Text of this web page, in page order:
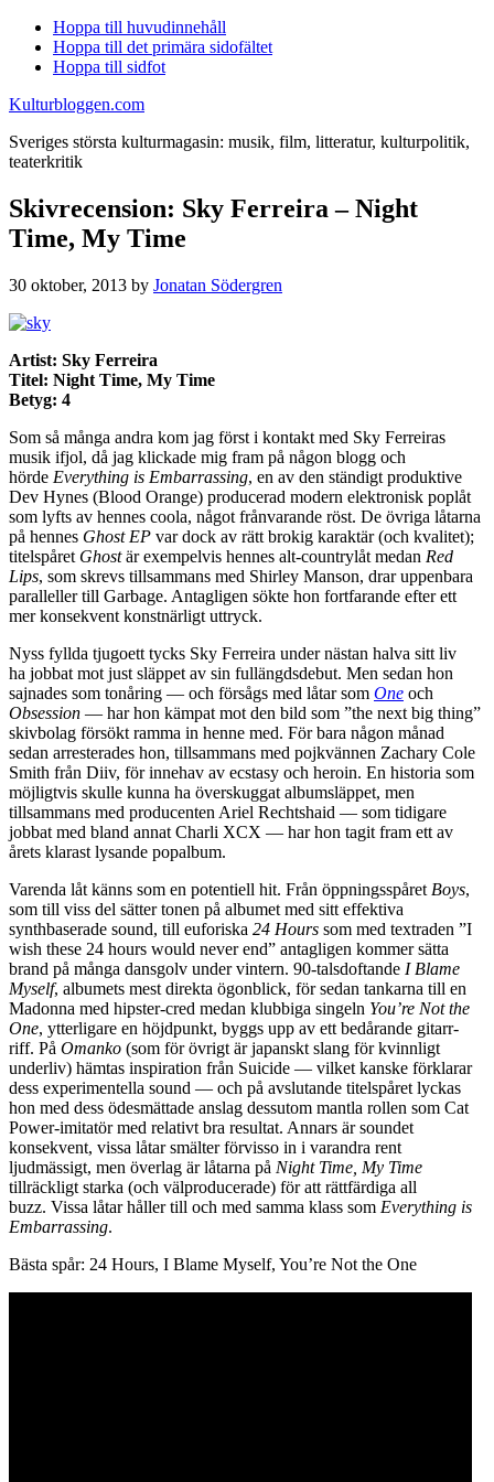
Hoppa till huvudinnehåll
Hoppa till det primära sidofältet
Hoppa till sidfot
Kulturbloggen.com
Sveriges största kulturmagasin: musik, film, litteratur, kulturpolitik,
teaterkritik
Skivrecension: Sky Ferreira – Night
Time, My Time
30 oktober, 2013 by Jonatan Södergren
Artist: Sky Ferreira
Titel: Night Time, My Time
Betyg: 4
Som så många andra kom jag först i kontakt med Sky Ferreiras
musik ifjol, då jag klickade mig fram på någon blogg och
hörde Everything is Embarrassing, en av den ständigt produktive
Dev Hynes (Blood Orange) producerad modern elektronisk poplåt
som lyfts av hennes coola, något frånvarande röst. De övriga låtarna
på hennes Ghost EP var dock av rätt brokig karaktär (och kvalitet);
titelspåret Ghostär exempelvis hennes alt-countrylåt medan Red
Lips, som skrevs tillsammans med Shirley Manson, drar uppenbara
paralleller till Garbage. Antagligen sökte hon fortfarande efter ett
mer konsekvent konstnärligt uttryck.
Nyss fyllda tjugoett tycks Sky Ferreira under nästan halva sitt liv
ha jobbat mot just släppet av sin fullängdsdebut. Men sedan hon
sajnades som tonåring — och försågs med låtar som One och
Obsession — har hon kämpat mot den bild som ”the next big thing”
skivbolag försökt ramma in henne med. För bara någon månad
sedan arresterades hon, tillsammans med pojkvännen Zachary Cole
Smith från Diiv, för innehav av ecstasy och heroin. En historia som
möjligtvis skulle kunna ha överskuggat albumsläppet, men
tillsammans med producenten Ariel Rechtshaid — som tidigare
jobbat med bland annat Charli XCX — har hon tagit fram ett av
årets klarast lysande popalbum.
Varenda låt känns som en potentiell hit. Från öppningsspåret Boys,
som till viss del sätter tonen på albumet med sitt effektiva
synthbaserade sound, till euforiska 24 Hours som med textraden ”I
wish these 24 hours would never end” antagligen kommer sätta
brand på många dansgolv under vintern. 90-talsdoftande I Blame
Myself, albumets mest direkta ögonblick, för sedan tankarna till en
Madonna med hipster-cred medan klubbiga singeln You’re Not the
One, ytterligare en höjdpunkt, byggs upp av ett bedårande gitarr-
riff. På Omanko (som för övrigt är japanskt slang för kvinnligt
underliv) hämtas inspiration från Suicide — vilket kanske förklarar
dess experimentella sound — och på avslutande titelspåret lyckas
hon med dess ödesmättade anslag dessutom mantla rollen som Cat
Power-imitatör med relativt bra resultat. Annars är soundet
konsekvent, vissa låtar smälter förvisso in i varandra rent
ljudmässigt, men överlag är låtarna på Night Time, My Time
tillräckligt starka (och välproducerade) för att rättfärdiga all
buzz. Vissa låtar håller till och med samma klass som Everything is
Embarrassing.
Bästa spår: 24 Hours, I Blame Myself, You’re Not the One